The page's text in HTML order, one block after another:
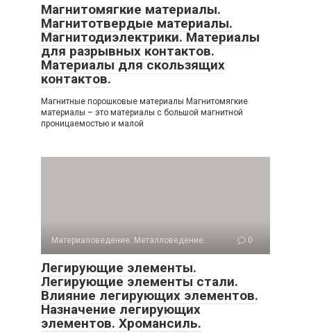
Магнитомягкие материалы.
Магнитотвердые материалы.
Магнитодиэлектрики. Материалы
для разрывных контактов.
Материалы для скользящих
контактов.
Магнитные порошковые материалы Магнитомягкие
материалы – это материалы с большой магнитной
проницаемостью и малой
Материаловедение. Металловедение. 0
Легирующие элементы.
Легирующие элементы стали.
Влияние легирующих элементов.
Назначение легирующих
элементов. Хромансиль.